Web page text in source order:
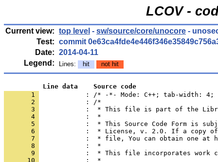
LCOV -
Current view: top level - sw/source/core/unocore -
Test: commit
Date: 2014-04-11
Legend:
Lines: hit not hit
          Line data    Source code
       1
: /* -*- Mode: C++; tab-width:
       2
       3
       4
       5
       6
       7
       8
       9
      10